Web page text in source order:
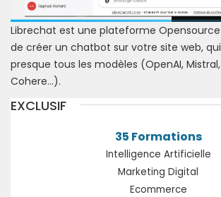
Librechat est une plateforme
de créer un chatbot sur votre site web,
presque tous les modèles (OpenAI, Mistral,
Cohere...).
EXCLUSIF
35 Formations
Intelligence Artificielle
Marketing Digital
Ecommerce